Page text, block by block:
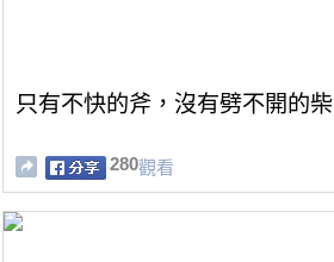
只有不快的斧，沒有劈不開的柴
280觀看